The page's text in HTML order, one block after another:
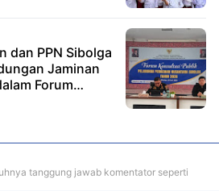
dan PPN Sibolga
Jaminan
Forum
tanggung jawab komentator seperti